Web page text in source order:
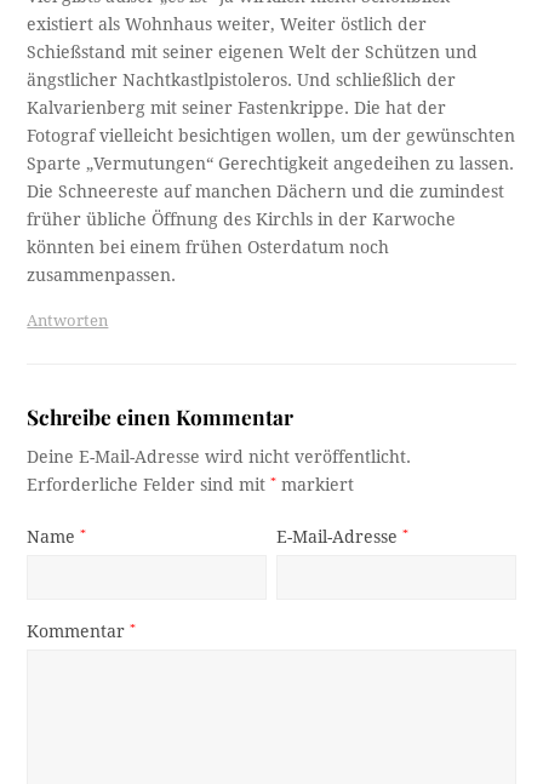
existiert als Wohnhaus weiter, Weiter östlich der
Schießstand mit seiner eigenen Welt der Schützen und
ängstlicher Nachtkastlpistoleros. Und schließlich der
Kalvarienberg mit seiner Fastenkrippe. Die hat der
Fotograf vielleicht besichtigen wollen, um der gewünschten
Sparte „Vermutungen“ Gerechtigkeit angedeihen zu lassen.
Die Schneereste auf manchen Dächern und die zumindest
früher übliche Öffnung des Kirchls in der Karwoche
könnten bei einem frühen Osterdatum noch
zusammenpassen.
Antworten
Schreibe einen Kommentar
Deine E-Mail-Adresse wird nicht veröffentlicht.
Erforderliche Felder sind mit* markiert
Name* E-Mail-Adresse*
Kommentar*